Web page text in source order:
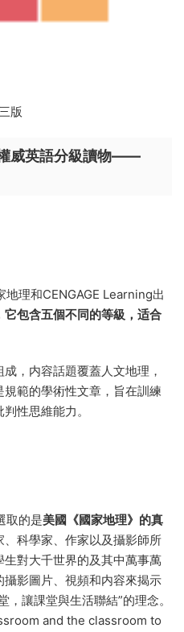
版
威英語分級讀物——
理和CENGAGE Learning出
它包含五個不同的等級，适合
，内容話題覆蓋人文地理，
範的學術性文章，旨在訓練
性思維能力。
取的是美國《國家地理》的真
、科學家、作家以及攝影師所
對大千世界的及其中萬事萬
影圖片、視頻和内容來揭示
讓課堂與生活聯結”的理念。
and the classroom to